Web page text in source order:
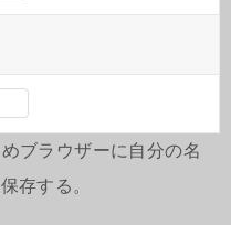
ブラウザーに自分の名
存する。